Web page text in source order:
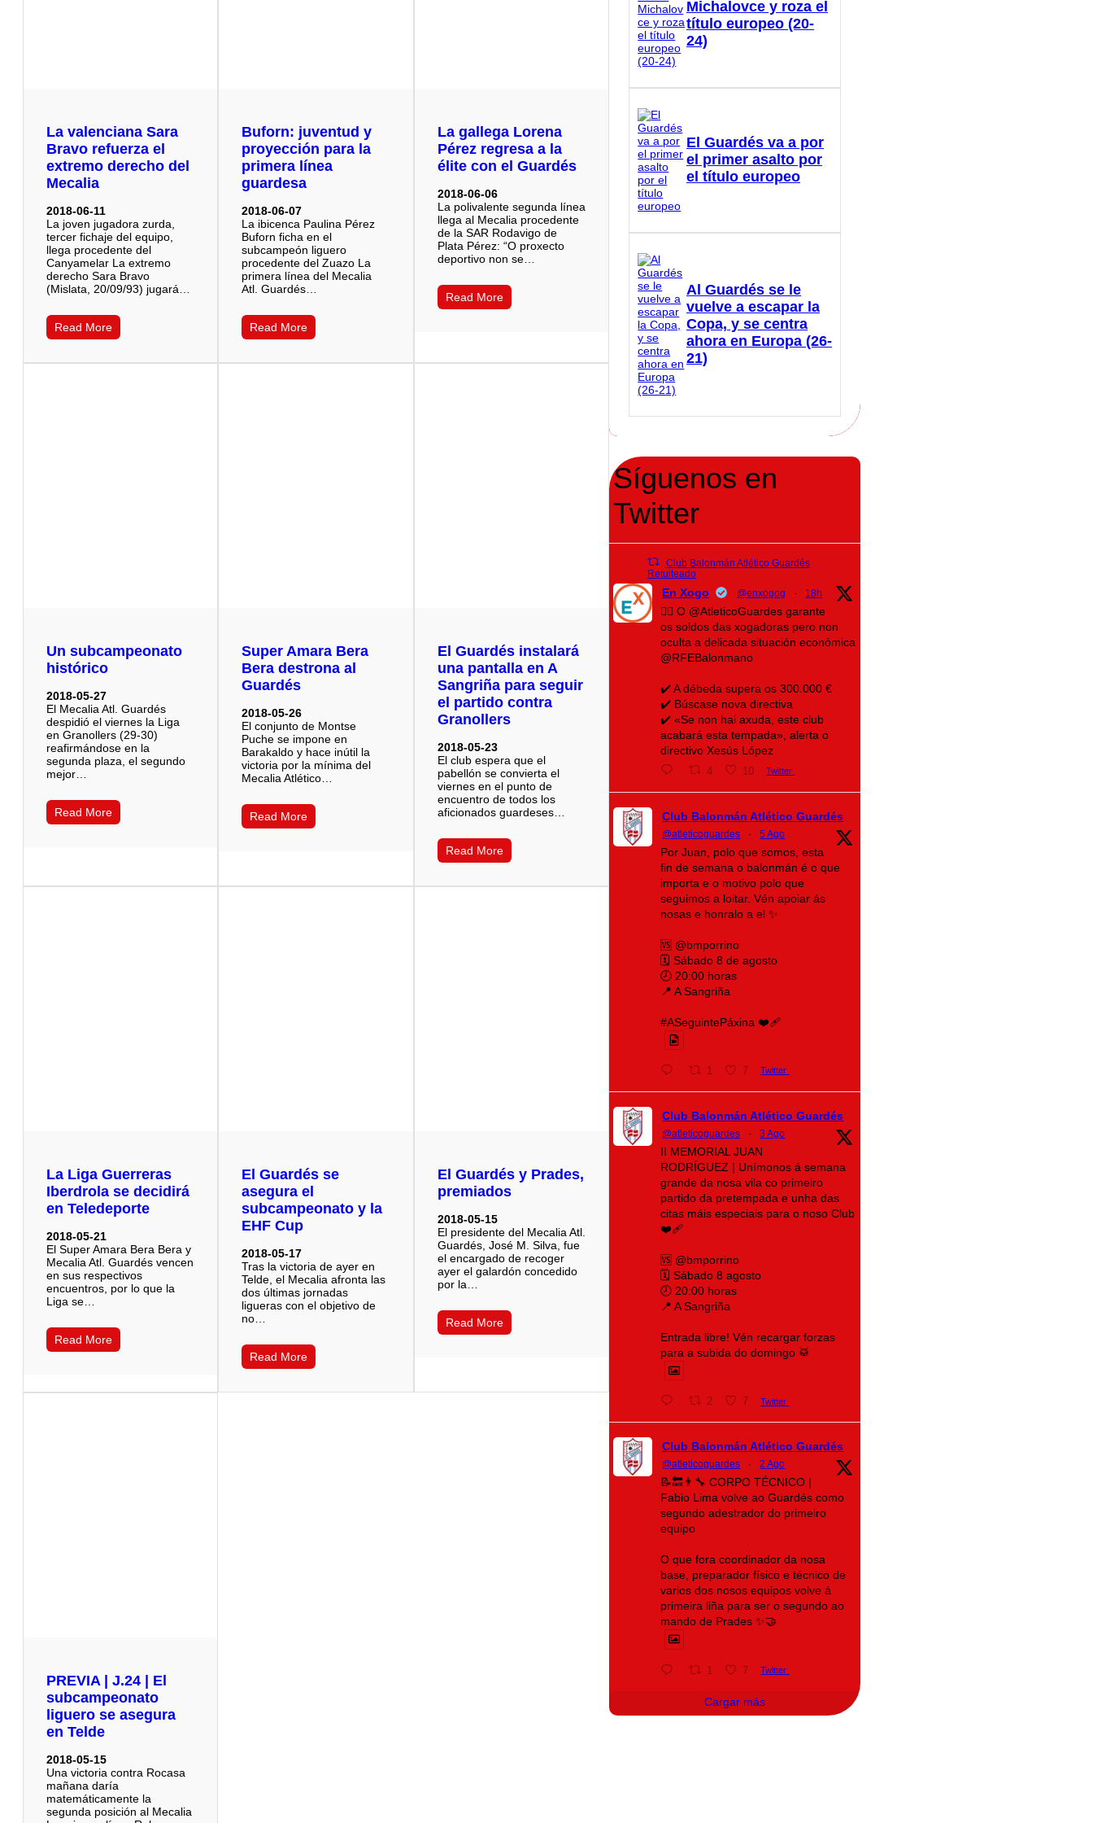
La valenciana Sara
Bravo refuerza el
extremo derecho del
Mecalia
2018-06-11
La joven jugadora zurda,
tercer fichaje del equipo,
llega procedente del
Canyamelar La extremo
derecho Sara Bravo
(Mislata, 20/09/93) jugará…
Read More
Buforn: juventud y
proyección para la
primera línea
guardesa
2018-06-07
La ibicenca Paulina Pérez
Buforn ficha en el
subcampeón liguero
procedente del Zuazo La
primera línea del Mecalia
Atl. Guardés…
Read More
La gallega Lorena
Pérez regresa a la
élite con el Guardés
2018-06-06
La polivalente segunda línea
llega al Mecalia procedente
de la SAR Rodavigo de
Plata Pérez: “O proxecto
deportivo non se…
Read More
Un subcampeonato
histórico
2018-05-27
El Mecalia Atl. Guardés
despidió el viernes la Liga
en Granollers (29-30)
reafirmándose en la
segunda plaza, el segundo
mejor…
Read More
Super Amara Bera
Bera destrona al
Guardés
2018-05-26
El conjunto de Montse
Puche se impone en
Barakaldo y hace inútil la
victoria por la mínima del
Mecalia Atlético…
Read More
El Guardés instalará
una pantalla en A
Sangriña para seguir
el partido contra
Granollers
2018-05-23
El club espera que el
pabellón se convierta el
viernes en el punto de
encuentro de todos los
aficionados guardeses…
Read More
La Liga Guerreras
Iberdrola se decidirá
en Teledeporte
2018-05-21
El Super Amara Bera Bera y
Mecalia Atl. Guardés vencen
en sus respectivos
encuentros, por lo que la
Liga se…
Read More
El Guardés se
asegura el
subcampeonato y la
EHF Cup
2018-05-17
Tras la victoria de ayer en
Telde, el Mecalia afronta las
dos últimas jornadas
ligueras con el objetivo de
no…
Read More
El Guardés y Prades,
premiados
2018-05-15
El presidente del Mecalia Atl.
Guardés, José M. Silva, fue
el encargado de recoger
ayer el galardón concedido
por la…
Read More
PREVIA | J.24 | El
subcampeonato
liguero se asegura
en Telde
2018-05-15
Una victoria contra Rocasa
mañana daría
matemáticamente la
segunda posición al Mecalia
Michalovce y roza el
título europeo (20-
24)
El Guardés va a por
el primer asalto por
el título europeo
Al Guardés se le
vuelve a escapar la
Copa, y se centra
ahora en Europa (26-
21)
Síguenos en
Twitter
Club Balonmán Atlético Guardés
Retuiteado
En Xogo @enxogog · 18h
🤾‍♀️ O @AtleticoGuardes garante
os soldos das xogadoras pero non
oculta a delicada situación económica
@RFEBalonmano
✔️ A débeda supera os 300.000 €
✔️ Búscase nova directiva
✔️ «Se non hai axuda, este club
acabará esta tempada», alerta o
directivo Xesús López
4 10 Twitter
Club Balonmán Atlético Guardés
@atleticoguardes · 5 Ago
Por Juan, polo que somos, esta
fin de semana o balonmán é o que
importa e o motivo polo que
seguimos a loitar. Vén apoiar ás
nosas e honralo a el ✨
🆚 @bmporrino
🗓️ Sábado 8 de agosto
🕗 20:00 horas
📍 A Sangriña
#ASeguintePáxina ❤️‍🩹
1 7 Twitter
Club Balonmán Atlético Guardés
@atleticoguardes · 3 Ago
II MEMORIAL JUAN
RODRÍGUEZ | Unímonos á semana
grande da nosa vila co primeiro
partido da pretempada e unha das
citas máis especiais para o noso Club
❤️‍🩹
🆚 @bmporrino
🗓️ Sábado 8 agosto
🕗 20:00 horas
📍 A Sangriña
Entrada libre! Vén recargar forzas
para a subida do domingo 🥁
2 7 Twitter
Club Balonmán Atlético Guardés
@atleticoguardes · 2 Ago
📝🔙👨‍🔧 CORPO TÉCNICO |
Fabio Lima volve ao Guardés como
segundo adestrador do primeiro
equipo
O que fora coordinador da nosa
base, preparador físico e técnico de
varios dos nosos equipos volve á
primeira liña para ser o segundo ao
mando de Prades ✨🤝
1 7 Twitter
Cargar más